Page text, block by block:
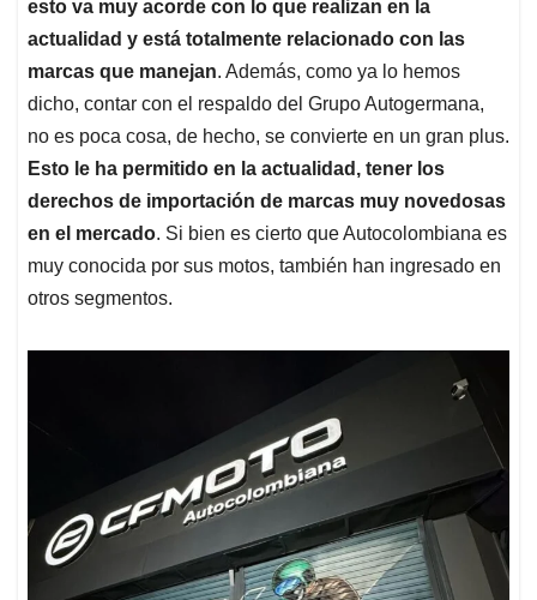
esto va muy acorde con lo que realizan en la
actualidad y está totalmente relacionado con las
marcas que manejan. Además, como ya lo hemos
dicho, contar con el respaldo del Grupo Autogermana,
no es poca cosa, de hecho, se convierte en un gran plus.
Esto le ha permitido en la actualidad, tener los
derechos de importación de marcas muy novedosas
en el mercado. Si bien es cierto que Autocolombiana es
muy conocida por sus motos, también han ingresado en
otros segmentos.